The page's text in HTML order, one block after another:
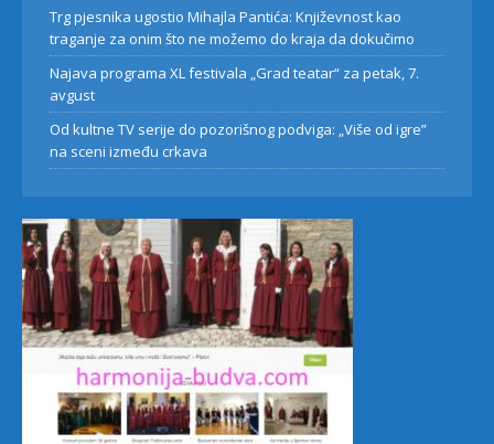
Trg pjesnika ugostio Mihajla Pantića: Književnost kao
traganje za onim što ne možemo do kraja da dokučimo
Najava programa XL festivala „Grad teatar“ za petak, 7.
avgust
Od kultne TV serije do pozorišnog podviga: „Više od igre”
na sceni između crkava